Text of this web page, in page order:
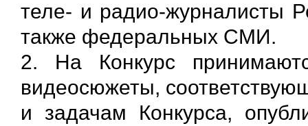
теле- и радио-журналисты
также федеральных СМИ.
2. На Конкурс
видеосюжеты,
и задачам Конкурса,